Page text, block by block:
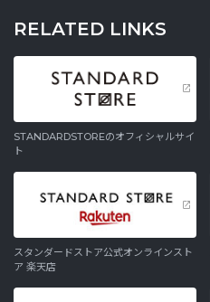
RELATED LINKS
STANDARDSTOREのオフィシャルサイ
ト
スタンダードストア公式オンラインスト
ア 楽天店